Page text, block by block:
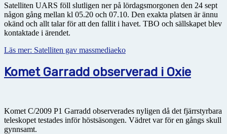
Satelliten UARS föll slutligen ner på lördagsmorgonen den 24 sept
någon gång mellan kl 05.20 och 07.10. Den exakta platsen är ännu
okänd och allt talar för att den fallit i havet. TBO och sällskapet blev
kontaktade i ärendet.
Läs mer: Satelliten gav massmediaeko
Komet Garradd observerad i Oxie
Komet C/2009 P1 Garradd observerades nyligen då det fjärrstyrbara
teleskopet testades inför höstsäsongen. Vädret var för en gångs skull
gynnsamt.